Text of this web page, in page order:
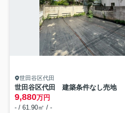
世田谷区代田
世田谷区代田 建築条件なし売地
9,880万円
- / 61.90㎡ / -